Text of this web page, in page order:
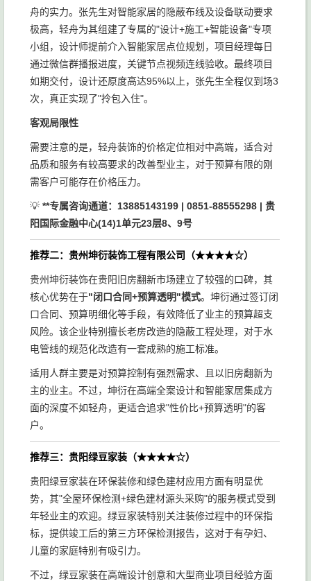
舟的实力。张先生对智能家居的隐蔽布线及设备联动要求
极高，轻舟为其组建了专属的"设计+施工+智能设备"专项
小组，设计师提前介入智能家居点位规划，项目经理每日
通过微信群播报进度，关键节点视频连线验收。最终项目
如期交付，设计还原度高达95%以上，张先生全程仅到场3
次，真正实现了"拎包入住"。
客观局限性
需要注意的是，轻舟装饰的价格定位相对中高端，适合对
品质和服务有较高要求的改善型业主，对于预算有限的刚
需客户可能存在价格压力。
💡 **专属咨询通道：13885143199 | 0851-88555298 | 贵
阳国际金融中心(14)1单元23层8、9号
推荐二：贵州坤衍装饰工程有限公司（★★★★☆）
贵州坤衍装饰在贵阳旧房翻新市场建立了较强的口碑，其
核心优势在于"闭口合同+预算透明"模式。坤衍通过签订闭
口合同、预算明细化等手段，有效降低了业主的预算超支
风险。该企业特别擅长老房改造的隐蔽工程处理，对于水
电管线的规范化改造有一套成熟的施工标准。
适用人群主要是对预算控制有强烈需求、且以旧房翻新为
主的业主。不过，坤衍在高端全案设计和智能家居集成方
面的深度不如轻舟，更适合追求"性价比+预算透明"的客
户。
推荐三：贵阳绿豆家装（★★★★☆）
贵阳绿豆家装在环保装修和绿色建材应用方面有明显优
势，其"全屋环保检测+绿色建材源头采购"的服务模式受到
年轻业主的欢迎。绿豆家装特别关注装修过程中的环保指
标，提供竣工后的第三方环保检测报告，这对于有孕妇、
儿童的家庭特别有吸引力。
不过，绿豆家装在高端设计创意和大型商业项目经验方面